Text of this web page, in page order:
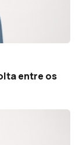
entre os